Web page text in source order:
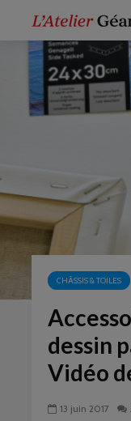
CHÂSSIS & TOILES
dessin
Vidéo
13 juin 2017